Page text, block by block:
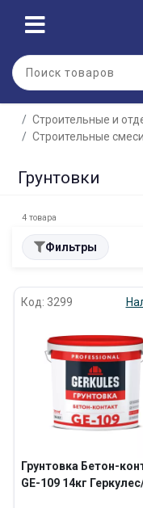
Строительные и
Строительные смеси
Грунтовки
4 товара
Фильтры
Код: 3299
Грунтовка Бетон-
GE-109 14кг